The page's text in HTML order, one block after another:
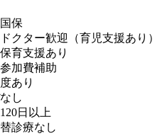
保
クター歓迎（育児支援あり）
育支援あり
加費補助
あり
し
日以上
診療なし